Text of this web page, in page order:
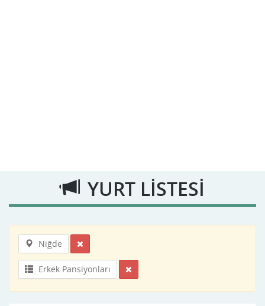
YURT LİSTESİ
Niğde
Erkek Pansiyonları